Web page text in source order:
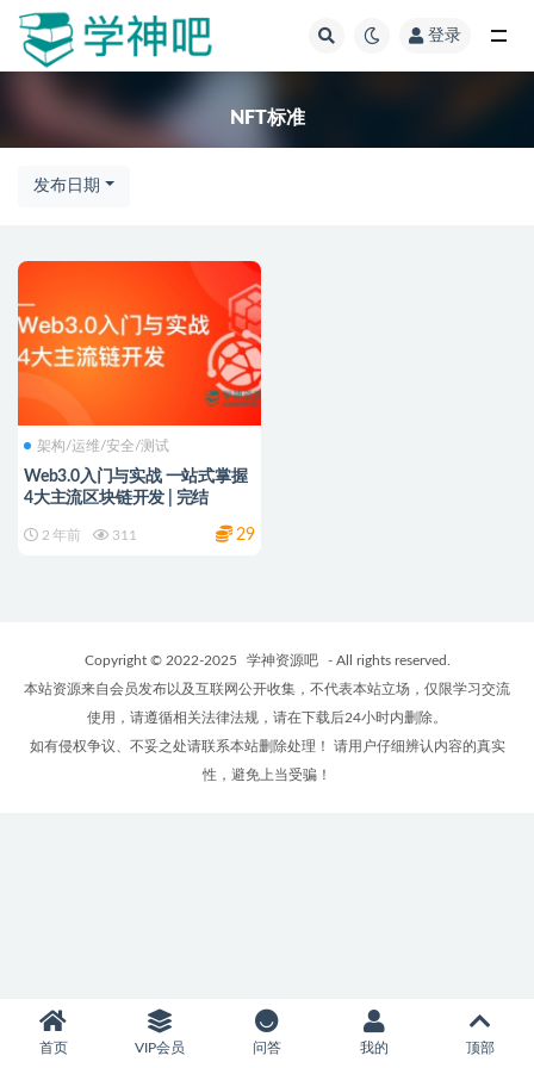
登录
NFT标准
发布日期
架构/运维/安全/测试
Web3.0入门与实战 一站式掌握
4大主流区块链开发 | 完结
2 年前 311 29
Copyright © 2022-2025 学神资源吧
- All rights reserved.
本站资源来自会员发布以及互联网公开收集，不代表本站立场，仅限学习交流
使用，请遵循相关法律法规，请在下载后24小时内删除。
如有侵权争议、不妥之处请联系本站删除处理！ 请用户仔细辨认内容的真实
性，避免上当受骗！
首页 VIP会员 问答 我的 顶部